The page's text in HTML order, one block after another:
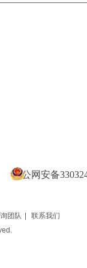
浙公网安备
团队
联系我们